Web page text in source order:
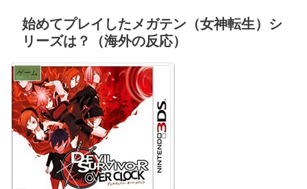
始めてプレイしたメガテン（女神転生）シ
リーズは？（海外の反応）
ゲーム